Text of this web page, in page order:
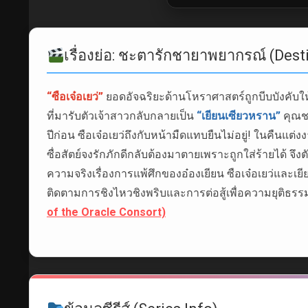
เรื่องย่อ: ชะตารักชายาพยากรณ์
“ซือเจ๋อเยว่” ยอดอัจฉริยะด้านโหราศาสตร์ถูกบีบบังคับ
ที่มารับตัวเจ้าสาวกลับกลายเป็น “เยียนเซียวหราน” คุณช
ปีก่อน ซือเจ๋อเยว่ถึงกับหน้ามืดแทบยืนไม่อยู่! ในคืนแต่ง
ซื่อสัตย์จงรักภักดีกลับต้องมาตายเพราะถูกใส่ร้ายได้ จึ
ความจริงเรื่องการแพ้ศึกของอ๋องเยียน ซือเจ๋อเยว่และ
ติดตามการชิงไหวชิงพริบและการต่อสู้เพื่อความยุติธร
of the Oracle Consort)